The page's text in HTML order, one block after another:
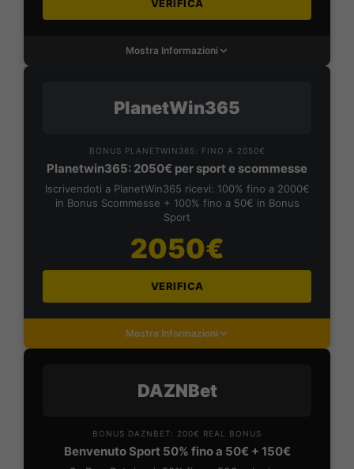
VERIFICA
Mostra Informazioni
PlanetWin365
BONUS PLANETWIN365: FINO A 2050€
Planetwin365: 2050€ per sport e scommesse
Iscrivendoti a PlanetWin365 ricevi: 100% fino a 2000€
in Bonus Scommesse + 100% fino a 50€ in Bonus
Sport
2050€
VERIFICA
Mostra Informazioni
DAZNBet
BONUS DAZNBET: 200€ REAL BONUS
Benvenuto Sport 50% fino a 50€ + 150€